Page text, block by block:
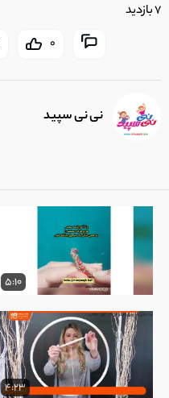
7 بازدید
0
نی نی سپید
5:10
4:23